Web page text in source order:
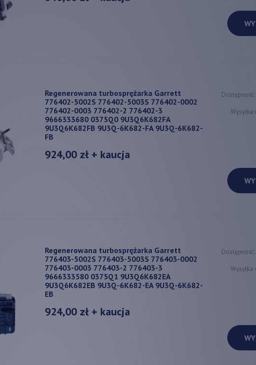
Regenerowana turbosprężarka Garrett
776402-5002S 776402-5003S 776402-0002
776402-0003 776402-2 776402-3
9666333680 0375Q0 9U3Q6K682FA
9U3Q6K682FB 9U3Q-6K682-FA 9U3Q-6K682-
FB
924,00 zł + kaucja
Dostępność:
Wysyłka
Regenerowana turbosprężarka Garrett
776403-5002S 776403-5003S 776403-0002
776403-0003 776403-2 776403-3
9666333580 0375Q1 9U3Q6K682EA
9U3Q6K682EB 9U3Q-6K682-EA 9U3Q-6K682-
EB
924,00 zł + kaucja
Dostępność:
Wysyłka